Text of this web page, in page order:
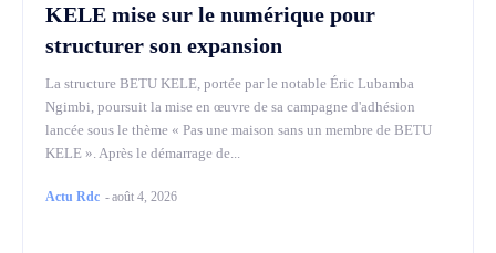
KELE mise sur le numérique pour
structurer son expansion
La structure BETU KELE, portée par le notable Éric Lubamba
Ngimbi, poursuit la mise en œuvre de sa campagne d'adhésion
lancée sous le thème « Pas une maison sans un membre de BETU
KELE ». Après le démarrage de...
Actu Rdc -août 4, 2026